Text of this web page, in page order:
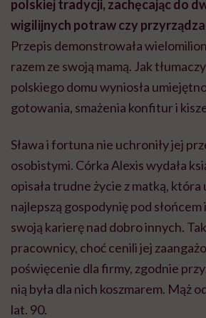
polskiej tradycji, zachęcając do
wigilijnych potraw czy
Przepis demonstrowała
razem ze swoją mamą. Jak
polskiego domu wyniosła
gotowania, smażenia konfitur i
Sława i fortuna nie uchroniły jej
osobistymi. Córka Alexis wydała
opisała trudne życie z matką, która
najlepszą gospodynię pod słońcem
swoją karierę nad dobro innych.
pracownicy, choć cenili jej
poświęcenie dla firmy, zgodnie
nią była dla nich koszmarem. Mąż
lat. 90.